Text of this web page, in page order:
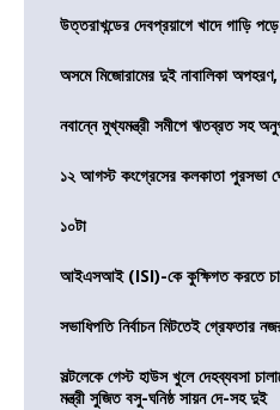
উত্তরাখন্ডের দেবপ্রয়াগে খাদে গাড়ি
অসমে মিজোরামের দুই নাবালিকা
নবান্নে মুখ্যমন্ত্রী সমীপে ঋতব্রত সহ
১২ আগস্ট কংগ্রেসের কলকাতা পুরসভা
১০টা
আইএসআই (ISI)-কে কুক্ষিগত করতে চায়
সভাধিপতি নির্বাচন মিটতেই গ্রেফতার
সল্টলেকে গেস্ট হাউস খুলে দেহব্যবসা
মন্ত্রী সুজিত বসু-ঘনিষ্ঠ সায়ন দে-সহ দুই